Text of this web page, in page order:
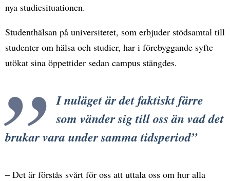
nya studiesituationen.
Studenthälsan på universitetet, som erbjuder stödsamtal till
studenter om hälsa och studier, har i förebyggande syfte
utökat sina öppettider sedan campus stängdes.
I nuläget är det faktiskt färre
som vänder sig till oss än vad det
brukar vara under samma tidsperiod
– Det är förstås svårt för oss att uttala oss om hur alla